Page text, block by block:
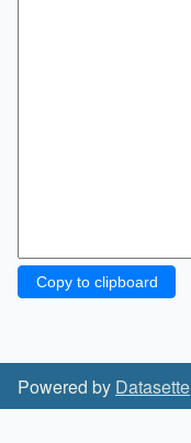
Copy to clipboard
Powered by Datasette